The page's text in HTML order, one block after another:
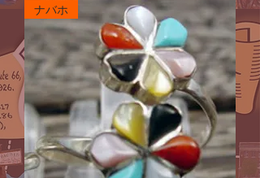
ナバホ